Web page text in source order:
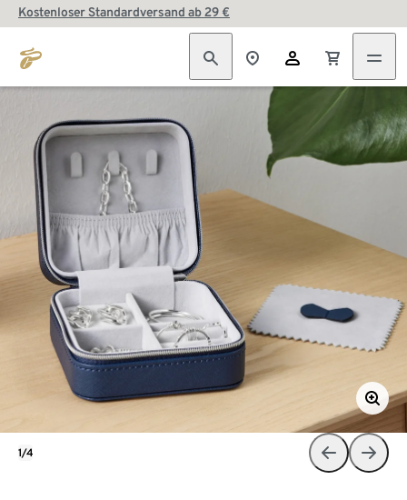
Kostenloser Standardversand ab 29 €
1/4